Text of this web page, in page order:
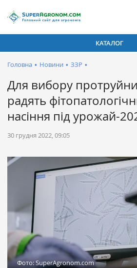
КАТАЛОГ
Головна • Новини • ЗЗР •
Для вибору
радять
насіння під урожай-
30 грудня 2022, 09:05
Фото: SuperAgronom.com